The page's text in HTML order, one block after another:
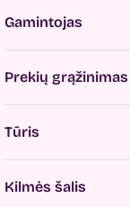
Gamintojas
Prekių grąžinimas
Tūris
Kilmės šalis